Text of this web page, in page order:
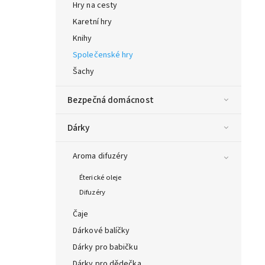
Hry na cesty
Karetní hry
Knihy
Společenské hry
Šachy
Bezpečná domácnost
Dárky
Aroma difuzéry
Éterické oleje
Difuzéry
Čaje
Dárkové balíčky
Dárky pro babičku